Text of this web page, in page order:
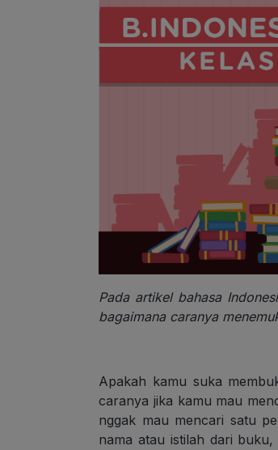
Pada artikel bahasa
bagaimana caranya
Apakah kamu suka
caranya jika kamu mau
nggak mau mencari satu
nama atau istilah dari